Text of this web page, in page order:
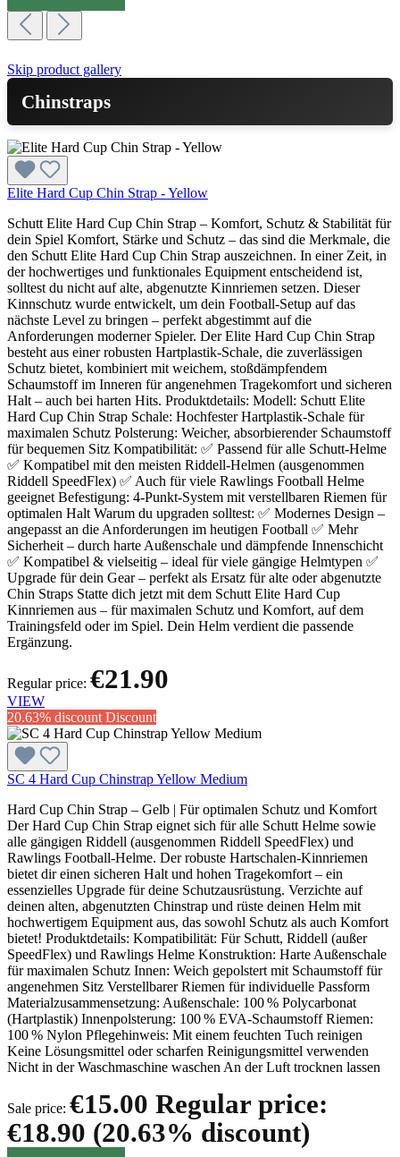
Skip product gallery
Chinstraps
Elite Hard Cup Chin Strap - Yellow
Schutt Elite Hard Cup Chin Strap – Komfort, Schutz & Stabilität für
dein Spiel Komfort, Stärke und Schutz – das sind die Merkmale, die
den Schutt Elite Hard Cup Chin Strap auszeichnen. In einer Zeit, in
der hochwertiges und funktionales Equipment entscheidend ist,
solltest du nicht auf alte, abgenutzte Kinnriemen setzen. Dieser
Kinnschutz wurde entwickelt, um dein Football-Setup auf das
nächste Level zu bringen – perfekt abgestimmt auf die
Anforderungen moderner Spieler. Der Elite Hard Cup Chin Strap
besteht aus einer robusten Hartplastik-Schale, die zuverlässigen
Schutz bietet, kombiniert mit weichem, stoßdämpfendem
Schaumstoff im Inneren für angenehmen Tragekomfort und sicheren
Halt – auch bei harten Hits. Produktdetails: Modell: Schutt Elite
Hard Cup Chin Strap Schale: Hochfester Hartplastik-Schale für
maximalen Schutz Polsterung: Weicher, absorbierender Schaumstoff
für bequemen Sitz Kompatibilität: ✅ Passend für alle Schutt-Helme
✅ Kompatibel mit den meisten Riddell-Helmen (ausgenommen
Riddell SpeedFlex) ✅ Auch für viele Rawlings Football Helme
geeignet Befestigung: 4-Punkt-System mit verstellbaren Riemen für
optimalen Halt Warum du upgraden solltest: ✅ Modernes Design –
angepasst an die Anforderungen im heutigen Football ✅ Mehr
Sicherheit – durch harte Außenschale und dämpfende Innenschicht
✅ Kompatibel & vielseitig – ideal für viele gängige Helmtypen ✅
Upgrade für dein Gear – perfekt als Ersatz für alte oder abgenutzte
Chin Straps Statte dich jetzt mit dem Schutt Elite Hard Cup
Kinnriemen aus – für maximalen Schutz und Komfort, auf dem
Trainingsfeld oder im Spiel. Dein Helm verdient die passende
Ergänzung.
Regular price: €21.90
VIEW
20.63% discount Discount
SC 4 Hard Cup Chinstrap Yellow Medium
Hard Cup Chin Strap – Gelb | Für optimalen Schutz und Komfort
Der Hard Cup Chin Strap eignet sich für alle Schutt Helme sowie
alle gängigen Riddell (ausgenommen Riddell SpeedFlex) und
Rawlings Football-Helme. Der robuste Hartschalen-Kinnriemen
bietet dir einen sicheren Halt und hohen Tragekomfort – ein
essenzielles Upgrade für deine Schutzausrüstung. Verzichte auf
deinen alten, abgenutzten Chinstrap und rüste deinen Helm mit
hochwertigem Equipment aus, das sowohl Schutz als auch Komfort
bietet! Produktdetails: Kompatibilität: Für Schutt, Riddell (außer
SpeedFlex) und Rawlings Helme Konstruktion: Harte Außenschale
für maximalen Schutz Innen: Weich gepolstert mit Schaumstoff für
angenehmen Sitz Verstellbarer Riemen für individuelle Passform
Materialzusammensetzung: Außenschale: 100 % Polycarbonat
(Hartplastik) Innenpolsterung: 100 % EVA-Schaumstoff Riemen:
100 % Nylon Pflegehinweis: Mit einem feuchten Tuch reinigen
Keine Lösungsmittel oder scharfen Reinigungsmittel verwenden
Nicht in der Waschmaschine waschen An der Luft trocknen lassen
Sale price: €15.00 Regular price:
€18.90 (20.63% discount)